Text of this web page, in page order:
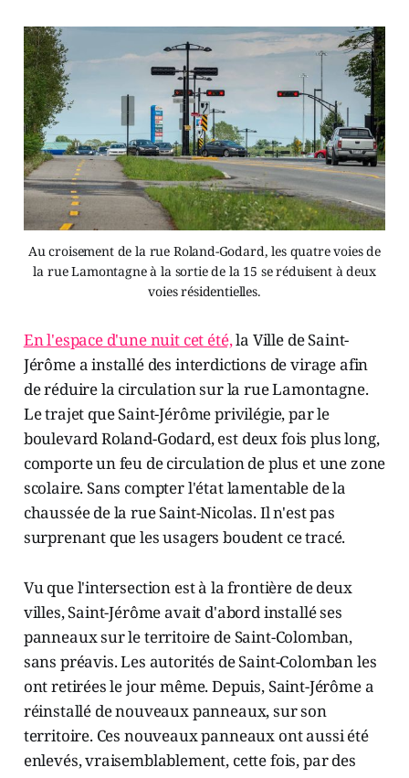
Au croisement de la rue Roland-Godard, les quatre voies de
la rue Lamontagne à la sortie de la 15 se réduisent à deux
voies résidentielles.
En l'espace d'une nuit cet été,la Ville de Saint-
Jérôme a installé des interdictions de virage afin
de réduire la circulation sur la rue Lamontagne.
Le trajet que Saint-Jérôme privilégie, par le
boulevard Roland-Godard, est deux fois plus long,
comporte un feu de circulation de plus et une zone
scolaire. Sans compter l'état lamentable de la
chaussée de la rue Saint-Nicolas. Il n'est pas
surprenant que les usagers boudent ce tracé.
Vu que l'intersection est à la frontière de deux
villes, Saint-Jérôme avait d'abord installé ses
panneaux sur le territoire de Saint-Colomban,
sans préavis. Les autorités de Saint-Colomban les
ont retirées le jour même. Depuis, Saint-Jérôme a
réinstallé de nouveaux panneaux, sur son
territoire. Ces nouveaux panneaux ont aussi été
enlevés, vraisemblablement, cette fois, par des